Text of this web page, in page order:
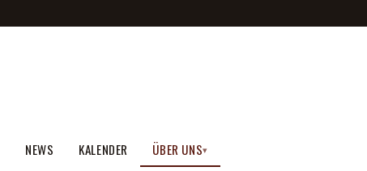
NEWS KALENDER ÜBER UNS▾